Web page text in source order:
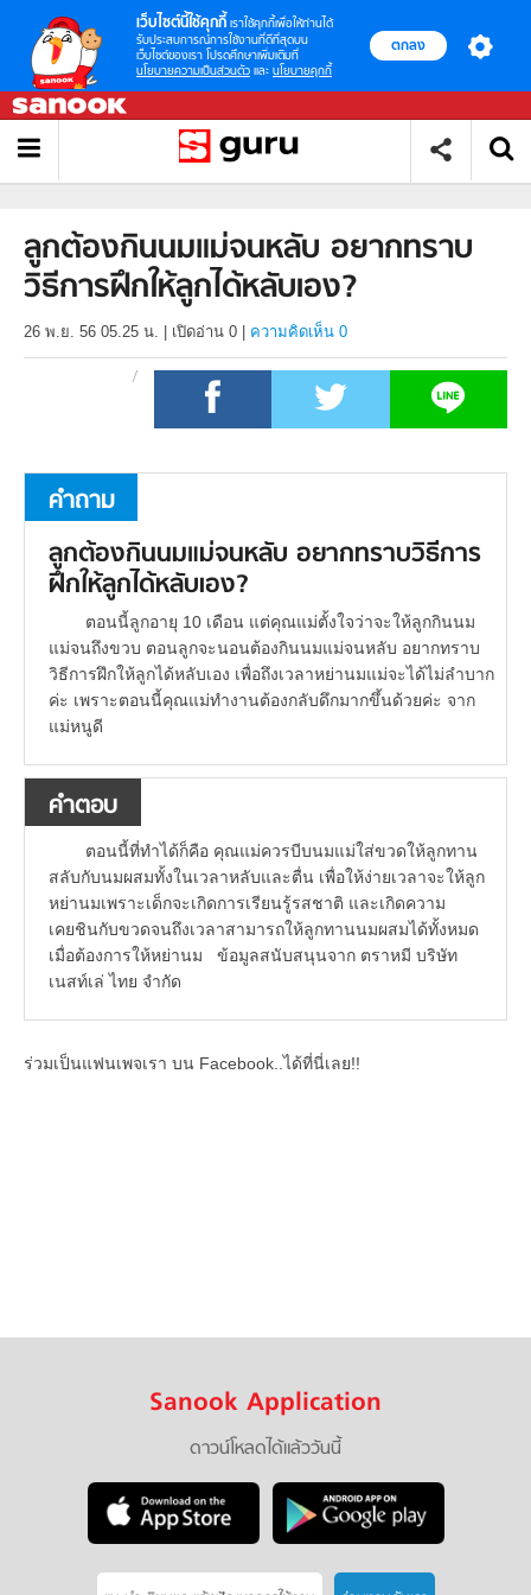
เว็บไซต์นี้ใช้คุกกี้ เราใช้คุกกี้เพื่อให้ท่านได้
รับประสบการณ์การใช้งานที่ดีที่สุดบน
เว็บไซต์ของเรา โปรดศึกษาเพิ่มเติมที่
นโยบายความเป็นส่วนตัว และ นโยบายคุกกี้
ตกลง
ลูกต้องกินนมแม่จนหลับ อยากทราบ
วิธีการฝึกให้ลูกได้หลับเอง?
26 พ.ย. 56 05.25 น. เปิดอ่าน 0 ความคิดเห็น 0
คำถาม
ลูกต้องกินนมแม่จนหลับ อยากทราบวิธีการ
ฝึกให้ลูกได้หลับเอง?
ตอนนี้ลูกอายุ 10 เดือน แต่คุณแม่ตั้งใจว่าจะให้ลูกกินนม
แม่จนถึงขวบ ตอนลูกจะนอนต้องกินนมแม่จนหลับ อยากทราบ
วิธีการฝึกให้ลูกได้หลับเอง เพื่อถึงเวลาหย่านมแม่จะได้ไม่ลำบาก
ค่ะ เพราะตอนนี้คุณแม่ทำงานต้องกลับดึกมากขึ้นด้วยค่ะ จาก
แม่หนูดี
คำตอบ
ตอนนี้ที่ทำได้ก็คือ คุณแม่ควรบีบนมแม่ใส่ขวดให้ลูกทาน
สลับกับนมผสมทั้งในเวลาหลับและตื่น เพื่อให้ง่ายเวลาจะให้ลูก
หย่านมเพราะเด็กจะเกิดการเรียนรู้รสชาติ และเกิดความ
เคยชินกับขวดจนถึงเวลาสามารถให้ลูกทานนมผสมได้ทั้งหมด
เมื่อต้องการให้หย่านม ข้อมูลสนับสนุนจาก ตราหมี บริษัท
เนสท์เล่ ไทย จำกัด
ร่วมเป็นแฟนเพจเรา บน Facebook..ได้ที่นี่เลย!!
Sanook Application
ดาวน์โหลดได้แล้ววันนี้